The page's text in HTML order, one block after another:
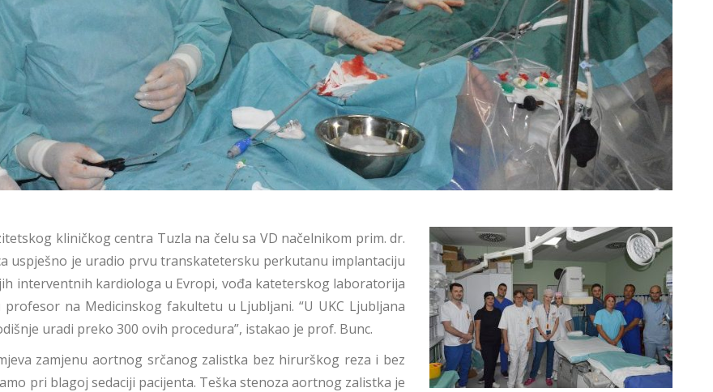
kliničkog centra Tuzla na čelu sa VD načelnikom prim. dr.
uspješno je uradio prvu transkatetersku perkutanu implantaciju
interventnih kardiologa u Evropi, vođa kateterskog laboratorija
na Medicinskog fakultetu u Ljubljani. “U UKC Ljubljana
uradi preko 300 ovih procedura”, istakao je prof. Bunc.
zamjenu aortnog srčanog zalistka bez hirurškog reza i bez
pri blagoj sedaciji pacijenta. Teška stenoza aortnog zalistka je